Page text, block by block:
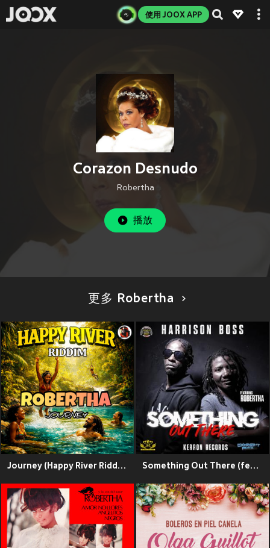
使用 JOOX APP
Corazon Desnudo
Robertha
播放
更多 Robertha
Journey (Happy River Riddim) Something Out There (feat. Robertha)